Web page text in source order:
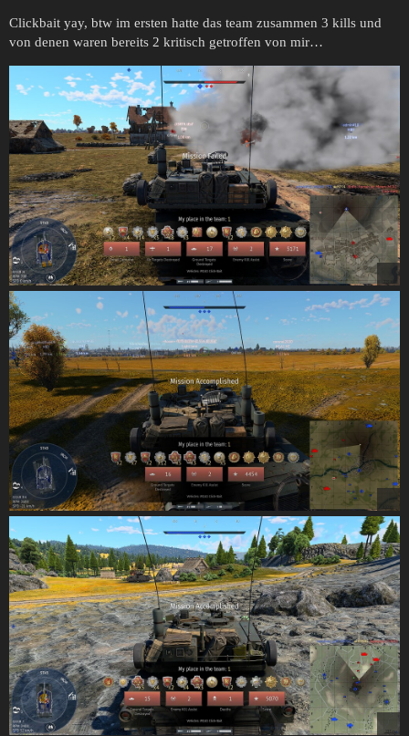
Clickbait yay, btw im ersten hatte das team zusammen 3 kills und
von denen waren bereits 2 kritisch getroffen von mir…